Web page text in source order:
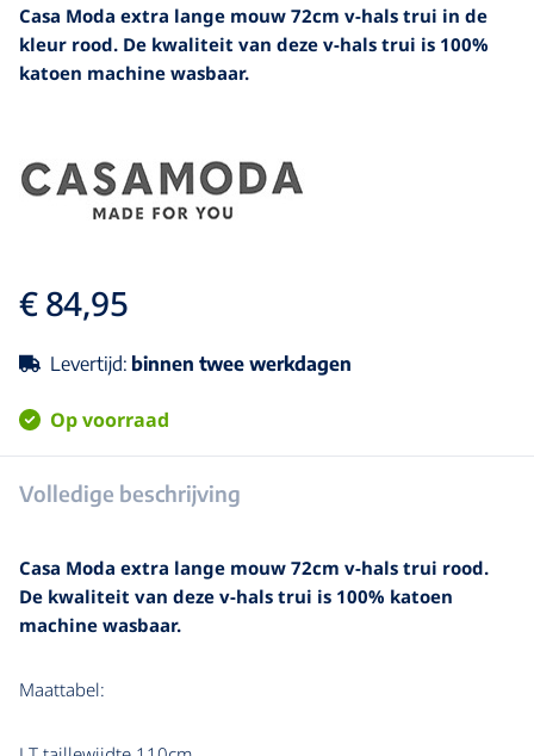
Casa Moda extra lange mouw 72cm v-hals trui in de
kleur rood. De kwaliteit van deze v-hals trui is 100%
katoen machine wasbaar.
€ 84,95
Levertijd: binnen twee werkdagen
Op voorraad
Volledige beschrijving
Casa Moda extra lange mouw 72cm v-hals trui rood.
De kwaliteit van deze v-hals trui is 100% katoen
machine wasbaar.
Maattabel: